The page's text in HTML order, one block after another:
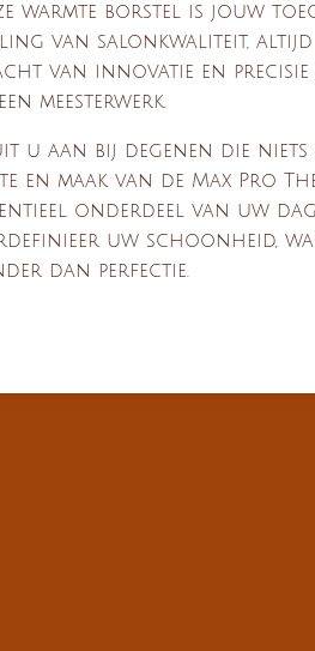
warmte borstel is jouw
van salonkwaliteit, altijd
van innovatie en
meesterwerk.
u aan bij degenen die
en maak van de Max Pro
onderdeel van uw
uw schoonheid,
dan perfectie.